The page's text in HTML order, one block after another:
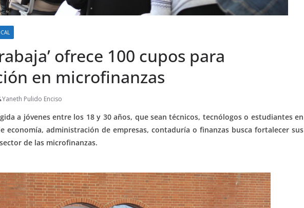
ofrece 100 cupos para
en microfinanzas
Yaneth Pulido Enciso
a jóvenes entre los 18 y 30 años, que sean técnicos, tecnólogos o estudiantes en
economía, administración de empresas, contaduría o finanzas busca fortalecer sus
de las microfinanzas.